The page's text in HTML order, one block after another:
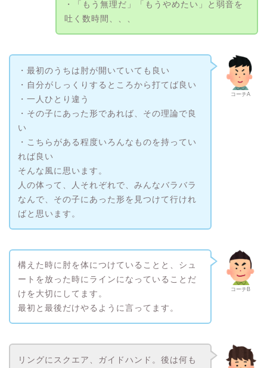
・「もう無理だ」「もうやめたい」と弱音を
吐く数時間、、、
コーチA
・最初のうちは肘が開いていても良い
・自分がしっくりするところから打てば良い
・一人ひとり違う
・その子にあった形であれば、その理論で良
い
・こちらがある程度いろんなものを持ってい
れば良い
そんな風に思います。
人の体って、人それぞれで、みんなバラバラ
なんで、その子にあった形を見つけて行けれ
ばと思います。
コーチB
構えた時に肘を体につけていることと、シュ
ートを放った時にラインになっていることだ
けを大切にしてます。
最初と最後だけやるように言ってます。
リングにスクエア、ガイドハンド。後は何も